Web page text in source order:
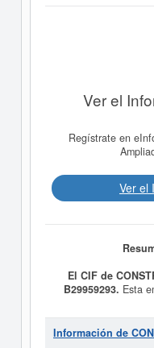
Ver el
Regístrate en
Ver el
El CIF de
B29959293. Esta
CONSERVACION
CONSOLIDACION Y
Información de